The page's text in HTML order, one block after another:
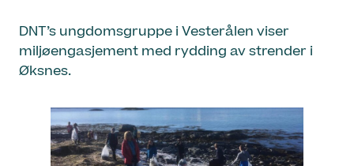
DNT’s ungdomsgruppe i Vesterålen viser
miljøengasjement med rydding av strender i
Øksnes.